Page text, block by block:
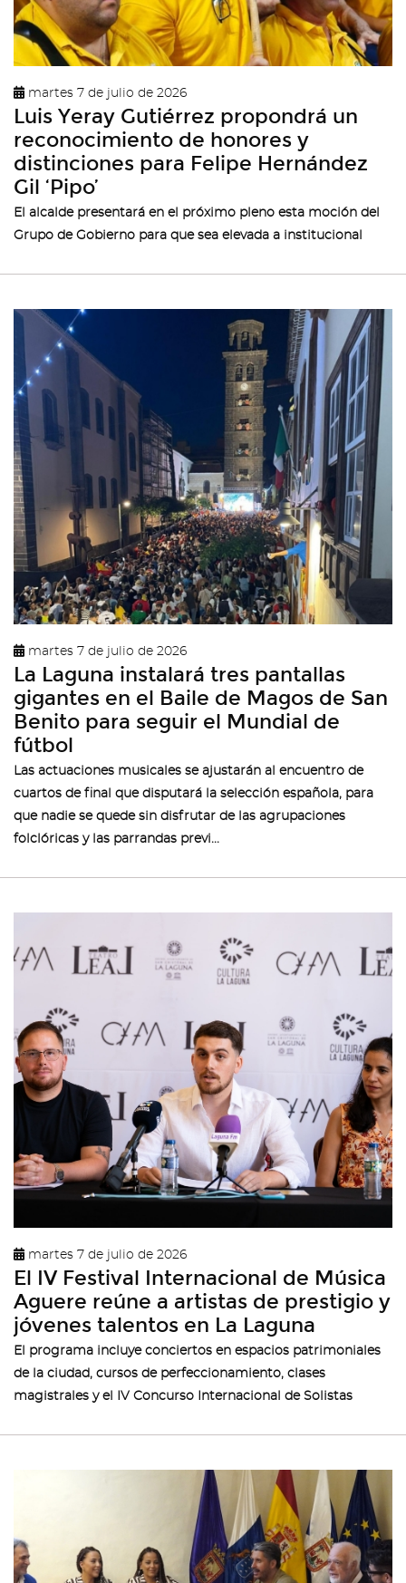
martes 7 de julio de 2026
Luis Yeray Gutiérrez propondrá un
reconocimiento de honores y
distinciones para Felipe Hernández
Gil ‘Pipo’
El alcalde presentará en el próximo pleno esta moción del
Grupo de Gobierno para que sea elevada a institucional
martes 7 de julio de 2026
La Laguna instalará tres pantallas
gigantes en el Baile de Magos de San
Benito para seguir el Mundial de
fútbol
Las actuaciones musicales se ajustarán al encuentro de
cuartos de final que disputará la selección española, para
que nadie se quede sin disfrutar de las agrupaciones
folclóricas y las parrandas previ...
martes 7 de julio de 2026
El IV Festival Internacional de Música
Aguere reúne a artistas de prestigio y
jóvenes talentos en La Laguna
El programa incluye conciertos en espacios patrimoniales
de la ciudad, cursos de perfeccionamiento, clases
magistrales y el IV Concurso Internacional de Solistas